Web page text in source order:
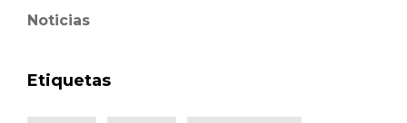
Noticias
Etiquetas